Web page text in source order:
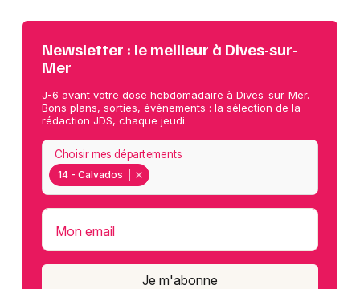
Newsletter : le meilleur à Dives-sur-
Mer
J-6 avant votre dose hebdomadaire à Dives-sur-Mer.
Bons plans, sorties, événements : la sélection de la
rédaction JDS, chaque jeudi.
14 - Calvados
Choisir mes départements
Mon email
Je m'abonne